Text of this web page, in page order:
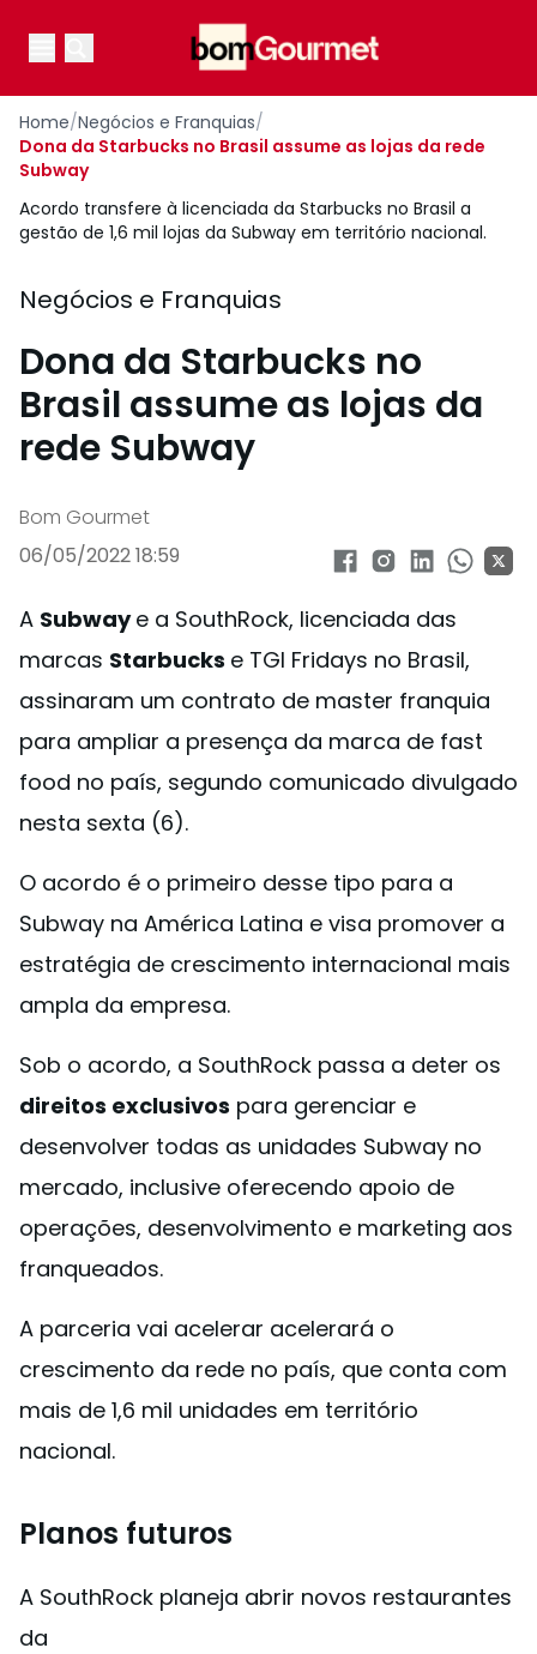
Open main menu
Open main menu
Home/Negócios e Franquias/
Dona da Starbucks no Brasil assume as lojas da rede
Subway
Acordo transfere à licenciada da Starbucks no Brasil a
gestão de 1,6 mil lojas da Subway em território nacional.
Negócios e Franquias
Dona da Starbucks no
Brasil assume as lojas da
rede Subway
Bom Gourmet
06/05/2022 18:59
A Subwaye a SouthRock, licenciada das
marcas Starbucks e TGI Fridays no Brasil,
assinaram um contrato de master franquia
para ampliar a presença da marca de fast
food no país, segundo comunicado divulgado
nesta sexta (6).
O acordo é o primeiro desse tipo para a
Subway na América Latina e visa promover a
estratégia de crescimento internacional mais
ampla da empresa.
Sob o acordo, a SouthRock passa a deter os
direitos exclusivos para gerenciar e
desenvolver todas as unidades Subway no
mercado, inclusive oferecendo apoio de
operações, desenvolvimento e marketing aos
franqueados.
A parceria vai acelerar acelerará o
crescimento da rede no país, que conta com
mais de 1,6 mil unidades em território
nacional.
Planos futuros
A SouthRock planeja abrir novos restaurantes
da